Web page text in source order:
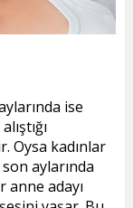
ise
Oysa kadınlar
aylarında
adayı